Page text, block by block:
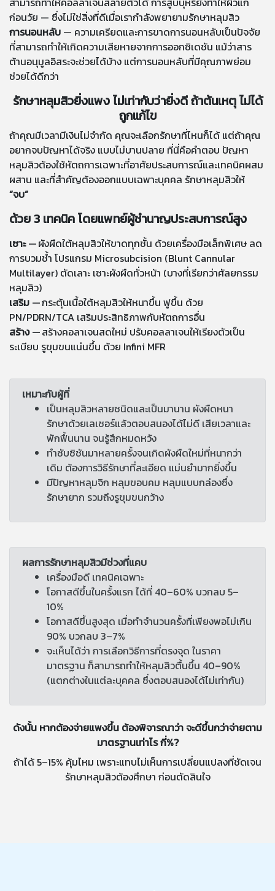
ก่อนวัย — ซึ่งไม่ใช่สิ่งที่ดีเมื่อเรากำลังพยายามรักษาหลุมสิว
การนอนหลับ — ความเครียดและการขาดการนอนหลับเป็นปัจจัย
ที่สามารถทำให้เกิดความเสียหายจากการออกซิเดชัน แม้ว่าสาร
ต้านอนุมูลอิสระจะช่วยได้บ้าง แต่การนอนหลับที่มีคุณภาพย่อม
ช่วยได้ดีกว่า
รักษาหลุมสิวยิ่งแพง ไม่เท่ากับว่ายิ่งดี ถ้าต้นเหตุ ไม่ได้
ถูกแก้ไข
ถ้าคุณมีเวลามีเงินไม่จำกัด คุณจะเลือกรักษาที่ไหนก็ได้ แต่ถ้าคุณ
อยากจบปัญหาได้จริง แบบไม่บานปลาย ที่นี่คือคำตอบ ปัญหา
หลุมสิวต้องใช้หัตถการเฉพาะที่อาศัยประสบการณ์และเทคนิคผสม
ผสาน และที่สำคัญต้องออกแบบเฉพาะบุคคล รักษาหลุมสิวให้
“จบ”
ด้วย 3 เทคนิค โดยแพทย์ผู้ชำนาญประสบการณ์สูง
เซาะ— ผังผืดใต้หลุมสิวให้ขาดทุกชั้น ด้วยเครื่องมือเล็กพิเศษ ลด
การบวมช้ำ โปรแกรม Microsubcision (Blunt Cannular
Multilayer) ตัดเลาะ เซาะผังผืดทั่วหน้า (บางที่เรียกว่าศัลยกรรม
หลุมสิว)
เสริม — กระตุ้นเนื้อใต้หลุมสิวให้หนาขึ้น ฟูขึ้น ด้วย
PN/PDRN/TCA เสริมประสิทธิภาพกับหัตถการอื่น
สร้าง— สร้างคอลาเจนสดใหม่ ปรับคอลลาเจนให้เรียงตัวเป็น
ระเบียบ รูขุมขนแน่นขึ้น ด้วย Infini MFR
เหมาะกับผู้ที่
เป็นหลุมสิวหลายชนิดและเป็นมานาน ผังผืดหนา
รักษาด้วยเลเซอร์แล้วตอบสนองได้ไม่ดี เสียเวลาและ
พักฟื้นนาน จนรู้สึกหมดหวัง
ทำซับซิชันมาหลายครั้งจนเกิดผังผืดใหม่ที่หนากว่า
เดิม ต้องการวิธีรักษาที่ละเอียด แม่นยำมากยิ่งขึ้น
มีปัญหาหลุมจิก หลุมขอบคม หลุมแบบกล่องซึ่ง
รักษายาก รวมถึงรูขุมขนกว้าง
ผลการรักษาหลุมสิวมีช่วงที่แคบ
เครื่องมือดี เทคนิคเฉพาะ
โอกาสดีขึ้นในครั้งแรก ได้ที่ 40–60% บวกลบ 5–
10%
โอกาสดีขึ้นสูงสุด เมื่อทำจำนวนครั้งที่เพียงพอไม่เกิน
90% บวกลบ 3–7%
จะเห็นได้ว่า การเลือกวิธีการที่ตรงจุด ในราคา
มาตรฐาน ก็สามารถทำให้หลุมสิวตื้นขึ้น 40–90%
(แตกต่างในแต่ละบุคคล ซึ่งตอบสนองได้ไม่เท่ากัน)
ดังนั้น หากต้องจ่ายแพงขึ้น ต้องพิจารณาว่า จะดีขึ้นกว่าจ่ายตาม
มาตรฐานเท่าไร กี่%?
ถ้าได้ 5–15% คุ้มไหม เพราะแทบไม่เห็นการเปลี่ยนแปลงที่ชัดเจน
รักษาหลุมสิวต้องศึกษา ก่อนตัดสินใจ